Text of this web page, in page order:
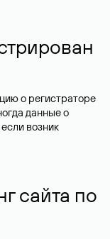
о регистраторе
данные о
возник
сайта по